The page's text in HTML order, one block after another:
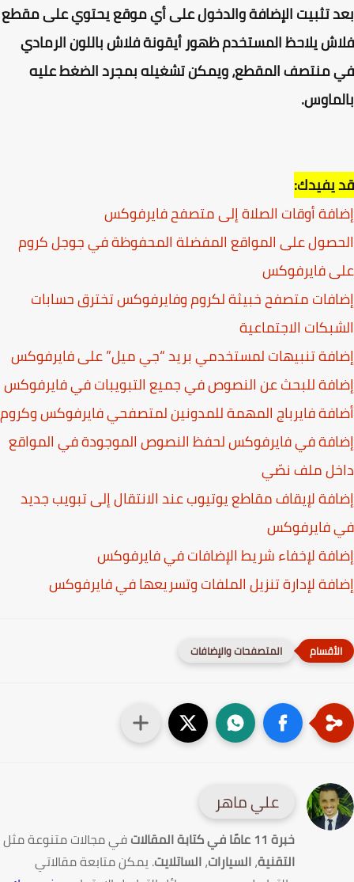
تثبيت الإضافة والدخول على أي موقع يحتوي على مقطع
يلاحظ المستخدم ظهور أيقونة فلاش باللون الرمادي
المقطع، ويمكن تشغيله بمجرد الضغط عليه
أوقات الصلاة إلى متصفح فايرفوكس
على المواقع المفضلة المحفوظة في جوجل كروم
فايرفوكس
متصفح خبيثة لكروم وفايرفوكس تخترق حسابات
الاجتماعية
تنبيهات لمستخدمي بريد “جي ميل” على فايرفوكس
للبحث عن النصوص في جميع التبويبات في فايرفوكس
فايرباج المهمة للمدونين لمتصفحي فايرفوكس وكروم
في فايرفوكس لحفظ النصوص الموجودة في المواقع
ملف نصّي
لإيقاف مقاطع يوتيوب عند الانتقال إلى تبويب جديد
فايرفوكس
لإخفاء شريط الإضافات في فايرفوكس
لإدارة تنزيل الملفات وتسريعها في فايرفوكس
المتصفحات والإضافات
علي ماهر
خبرة 11 عامًا في كتابة المقالات
في مجالات متنوعة مثل
التقنية،السيارات،الساتلايت. يمكن متابعة مقالاتي